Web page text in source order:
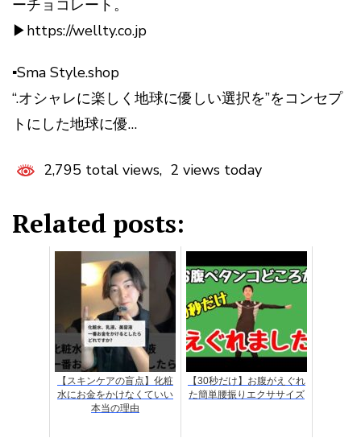
ーチョコレート。
▶︎https://wellty.co.jp
▪︎Sma Style.shop
“.オシャレに楽しく地球に優しい選択を”をコンセプ
トにした地球に優…
2,795 total views, 2 views today
Related posts:
【スキンケアの盲点】化粧
水にお金をかけなくていい
本当の理由
【30秒だけ】お腹がえぐれ
た簡単腰振りエクササイズ